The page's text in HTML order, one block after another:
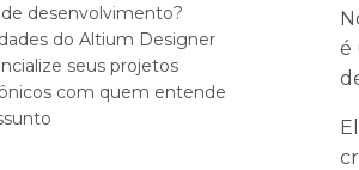
desenvolvimento?
do Altium Designer
seus projetos
com quem entende
é